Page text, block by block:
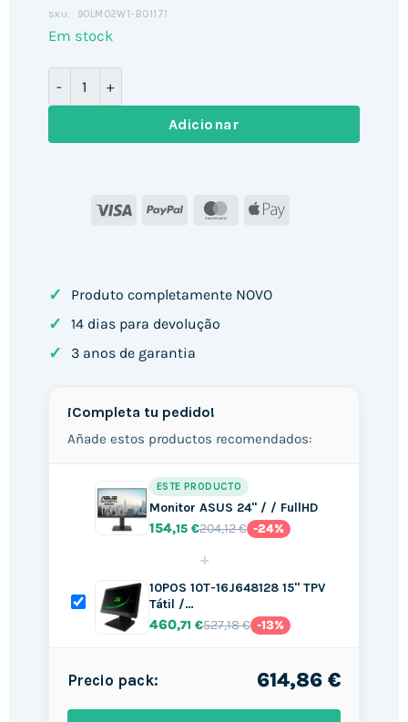
SKU: 90LM02W1-B01171
Em stock
Adicionar
Visa PayPal MasterCard
Apple
✓ Produto completamente NOVO
✓ 14 dias para devolução
✓ 3 anos de garantia
¡Completa tu pedido!
Añade estos productos recomendados:
ESTE PRODUCTO
Monitor ASUS 24" / / FullHD
154,15 €204,12 € -24%
+
10POS 10T-16J648128 15" TPV
Tátil /…
460,71 €527,18 € -13%
Precio pack: 614,86 €